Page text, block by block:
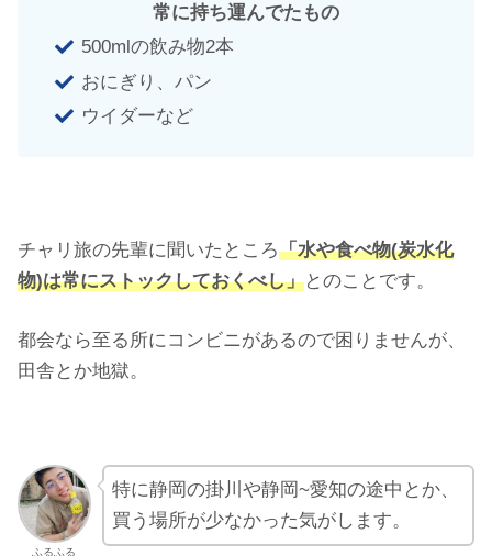
常に持ち運んでたもの
500mlの飲み物2本
おにぎり、パン
ウイダーなど
チャリ旅の先輩に聞いたところ「水や食べ物(炭水化
物)は常にストックしておくべし」とのことです。
都会なら至る所にコンビニがあるので困りませんが、
田舎とか地獄。
ふるふる
特に静岡の掛川や静岡~愛知の途中とか、
買う場所が少なかった気がします。